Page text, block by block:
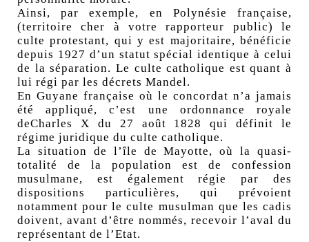
Ainsi, par exemple, en Polynésie française,
(territoire cher à votre rapporteur public) le
culte protestant, qui y est majoritaire, bénéficie
depuis 1927 d’un statut spécial identique à celui
de la séparation. Le culte catholique est quant à
lui régi par les décrets Mandel.
En Guyane française où le concordat n’a jamais
été appliqué, c’est une ordonnance royale
deCharles X du 27 août 1828 qui définit le
régime juridique du culte catholique.
La situation de l’île de Mayotte, où la quasi-
totalité de la population est de confession
musulmane, est également régie par des
dispositions particulières, qui prévoient
notamment pour le culte musulman que les cadis
doivent, avant d’être nommés, recevoir l’aval du
représentant de l’Etat.